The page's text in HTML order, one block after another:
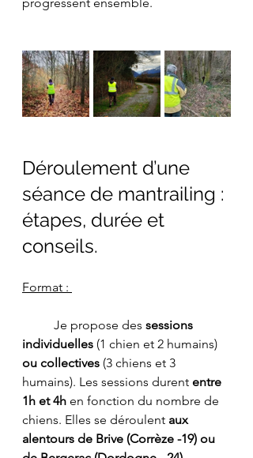
Déroulement d’une
séance de mantrailing :
étapes, durée et
conseils.
Format :
	Je propose des
sessions
individuelles (1 chien et 2 humains)
ou collectives (3 chiens et 3
humains). Les sessions durent entre
1h et 4h en fonction du nombre de
chiens. Elles se déroulent aux
alentours de Brive (Corrèze -19) ou